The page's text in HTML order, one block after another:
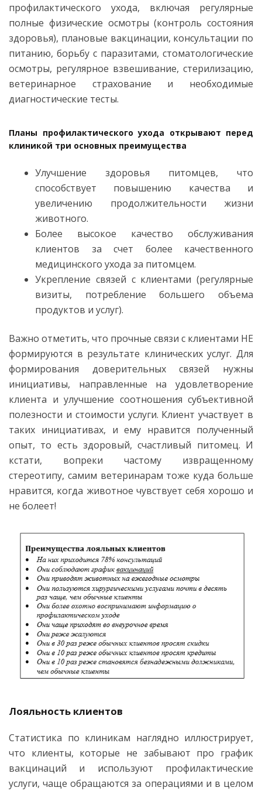
профилактического ухода, включая регулярные
полные физические осмотры (контроль состояния
здоровья), плановые вакцинации, консультации по
питанию, борьбу с паразитами, стоматологические
осмотры, регулярное взвешивание, стерилизацию,
ветеринарное страхование и необходимые
диагностические тесты.
Планы профилактического ухода открывают перед
клиникой три основных преимущества
Улучшение здоровья питомцев, что
способствует повышению качества и
увеличению продолжительности жизни
животного.
Более высокое качество обслуживания
клиентов за счет более качественного
медицинского ухода за питомцем.
Укрепление связей с клиентами (регулярные
визиты, потребление большего объема
продуктов и услуг).
Важно отметить, что прочные связи с клиентами НЕ
формируются в результате клинических услуг. Для
формирования доверительных связей нужны
инициативы, направленные на удовлетворение
клиента и улучшение соотношения субъективной
полезности и стоимости услуги. Клиент участвует в
таких инициативах, и ему нравится полученный
опыт, то есть здоровый, счастливый питомец. И
кстати, вопреки частому извращенному
стереотипу, самим ветеринарам тоже куда больше
нравится, когда животное чувствует себя хорошо и
не болеет!
Лояльность клиентов
Статистика по клиникам наглядно иллюстрирует,
что клиенты, которые не забывают про график
вакцинаций и используют профилактические
услуги, чаще обращаются за операциями и в целом